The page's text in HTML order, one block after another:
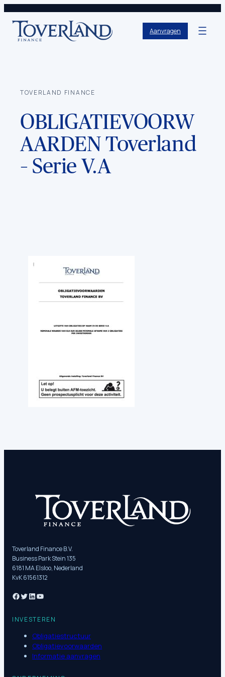
Aanvragen
TOVERLAND FINANCE
OBLIGATIEVOORW
AARDEN Toverland
– Serie V.A
Toverland Finance B.V.
Business Park Stein 135
6181 MA Elsloo, Nederland
KvK 61561312
INVESTEREN
Obligatiestructuur
Obligatievoorwaarden
Informatie aanvragen